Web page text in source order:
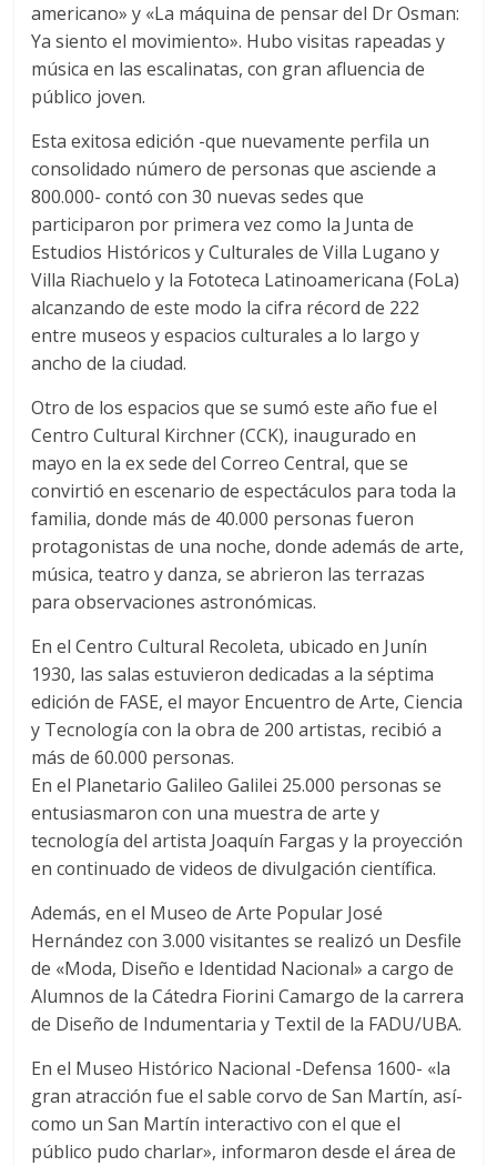
americano» y «La máquina de pensar del Dr Osman:
Ya siento el movimiento». Hubo visitas rapeadas y
música en las escalinatas, con gran afluencia de
público joven.
Esta exitosa edición -que nuevamente perfila un
consolidado número de personas que asciende a
800.000- contó con 30 nuevas sedes que
participaron por primera vez como la Junta de
Estudios Históricos y Culturales de Villa Lugano y
Villa Riachuelo y la Fototeca Latinoamericana (FoLa)
alcanzando de este modo la cifra récord de 222
entre museos y espacios culturales a lo largo y
ancho de la ciudad.
Otro de los espacios que se sumó este año fue el
Centro Cultural Kirchner (CCK), inaugurado en
mayo en la ex sede del Correo Central, que se
convirtió en escenario de espectáculos para toda la
familia, donde más de 40.000 personas fueron
protagonistas de una noche, donde además de arte,
música, teatro y danza, se abrieron las terrazas
para observaciones astronómicas.
En el Centro Cultural Recoleta, ubicado en Juní­n
1930, las salas estuvieron dedicadas a la séptima
edición de FASE, el mayor Encuentro de Arte, Ciencia
y Tecnologí­a con la obra de 200 artistas, recibió a
más de 60.000 personas.
En el Planetario Galileo Galilei 25.000 personas se
entusiasmaron con una muestra de arte y
tecnologí­a del artista Joaquí­n Fargas y la proyección
en continuado de videos de divulgación cientí­fica.
Además, en el Museo de Arte Popular José
Hernández con 3.000 visitantes se realizó un Desfile
de «Moda, Diseño e Identidad Nacional» a cargo de
Alumnos de la Cátedra Fiorini Camargo de la carrera
de Diseño de Indumentaria y Textil de la FADU/UBA.
En el Museo Histórico Nacional -Defensa 1600- «la
gran atracción fue el sable corvo de San Martín, así­
como un San Martí­n interactivo con el que el
público pudo charlar», informaron desde el área de